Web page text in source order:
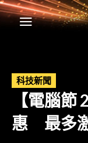
科技新聞
【電腦
惠 最多